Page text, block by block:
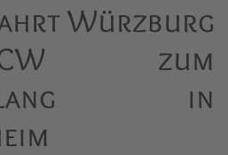
Würzburg
zum
in